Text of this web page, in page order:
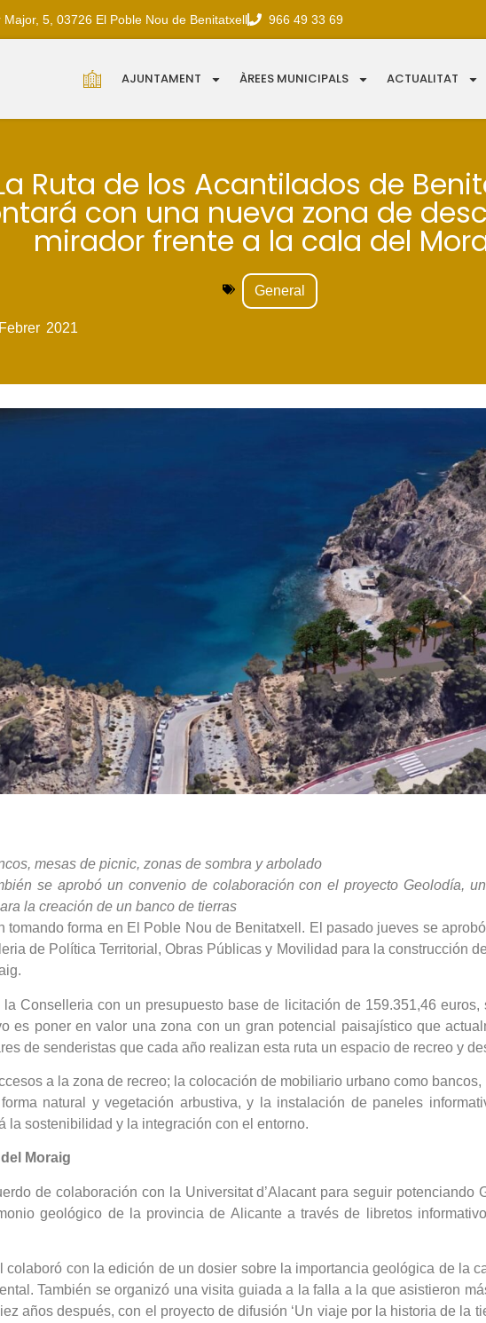
Major, 5, 03726 El Poble Nou de Benitatxell 966 49 33 69
AJUNTAMENT ÀREES MUNICIPALS ACTUALITAT
Ruta de los Acantilados de
con una nueva zona de
mirador frente a la cala del
General
Febrer 2021
mesas de picnic, zonas de sombra y arbolado
se aprobó un convenio de colaboración con el proyecto Geolodía,
la creación de un banco de tierras
tomando forma en El Poble Nou de Benitatxell. El pasado jueves se
de Política Territorial, Obras Públicas y Movilidad para la construcción
Conselleria con un presupuesto base de licitación de 159.351,46
es poner en valor una zona con un gran potencial paisajístico que
de senderistas que cada año realizan esta ruta un espacio de recreo y
a la zona de recreo; la colocación de mobiliario urbano como
natural y vegetación arbustiva, y la instalación de paneles
la sostenibilidad y la integración con el entorno.
Moraig
de colaboración con la Universitat d’Alacant para seguir
geológico de la provincia de Alicante a través de libretos
colaboró con la edición de un dosier sobre la importancia geológica de la
También se organizó una visita guiada a la falla a la que asistieron
años después, con el proyecto de difusión ‘Un viaje por la historia de la